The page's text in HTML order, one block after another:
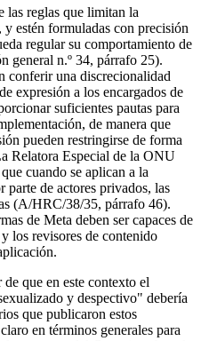
las reglas que limitan la
y estén formuladas con precisión
regular su comportamiento de
general n.º 34, párrafo 25).
conferir una discrecionalidad
expresión a los encargados de
suficientes pautas para
de manera que
pueden restringirse de forma
Relatora Especial de la ONU
cuando se aplican a la
parte de actores privados, las
(A/HRC/38/35, párrafo 46).
de Meta deben ser capaces de
los revisores de contenido
que en este contexto el
y despectivo" debería
que publicaron estos
en términos generales para